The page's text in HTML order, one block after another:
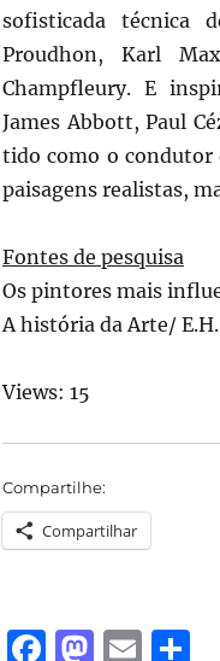
sofisticada técnica
Proudhon, Karl
Champfleury. E
James Abbott, Paul
tido como o
paisagens realistas,
Fontes de pesquisa
Os pintores mais
A história da Arte/
Views: 15
Compartilhe:
Compartilhar
F M E S